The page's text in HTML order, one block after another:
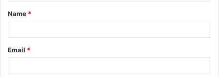
*
Name *
Email *